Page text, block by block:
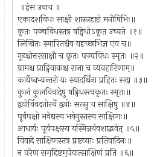
॥हंस उवाच ॥
एकादशविधः साक्षी शास्त्रदृष्टो मनीषिभिः॥
कृतः पञ्चविधस्तत्र षड्विधोऽकृत उच्यते ॥१॥
लिखितः स्मारितश्चैव यदृच्छाभिज्ञ एव च॥
गूढश्चोत्तरसाक्षी च कृतः पञ्चविधः स्मृतः ॥२॥
ग्रामश्च प्राड्विवाकश्च राजा च व्यवहारिणाम्॥
कार्येष्वभ्यन्तरो यः स्यादर्थिना प्रहितः सदा ॥३॥
कुलं कुलविवादेषु षड्विधस्त्वकृतः स्मृतः॥
द्वयोर्विवदतोरर्थे द्वयोः सत्सु च साक्षिषु ॥४॥
पूर्वपक्षो भवेद्यस्य भवेयुस्तस्य साक्षिणः॥
आधार्यः पूर्वपक्षस्य यस्मिन्नर्थवशाद्भवेत् ॥५॥
विवादे साक्षिणस्तत्र प्रष्टव्याः प्रतिवादिनः॥
न परेण समुद्दिष्टमुपेयात्साक्षिणं प्रति ॥६॥